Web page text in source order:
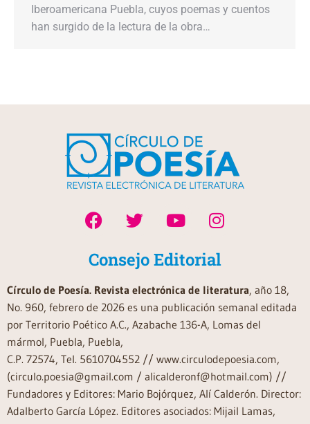
Iberoamericana Puebla, cuyos poemas y cuentos
han surgido de la lectura de la obra…
Consejo Editorial
Círculo de Poesía. Revista electrónica de literatura, año 18,
No. 960, febrero de 2026 es una publicación semanal editada
por Territorio Poético A.C., Azabache 136-A, Lomas del
mármol, Puebla, Puebla,
C.P. 72574, Tel. 5610704552 // www.circulodepoesia.com,
(circulo.poesia@gmail.com / alicalderonf@hotmail.com) //
Fundadores y Editores: Mario Bojórquez, Alí Calderón. Director:
Adalberto García López. Editores asociados: Mijail Lamas,